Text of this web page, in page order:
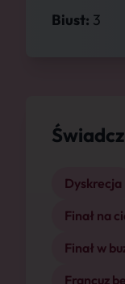
Biust: 3
Dyskrecja
Finał na
Finał w
Francuz